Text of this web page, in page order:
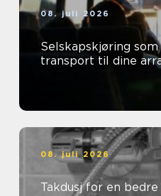
08. juli 2026
Selskapskjøring
transport til dine
08. juli 2026
Takdusj for en